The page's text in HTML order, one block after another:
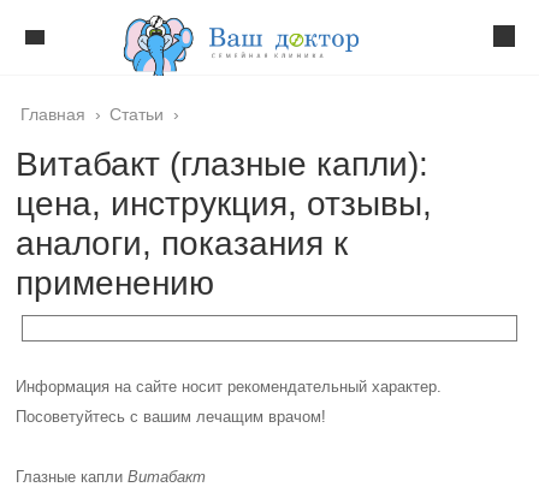
Главная › Статьи ›
Витабакт (глазные капли):
цена, инструкция, отзывы,
аналоги, показания к
применению
Информация на сайте носит рекомендательный характер.
Посоветуйтесь с вашим лечащим врачом!
Глазные каплиВитабакт